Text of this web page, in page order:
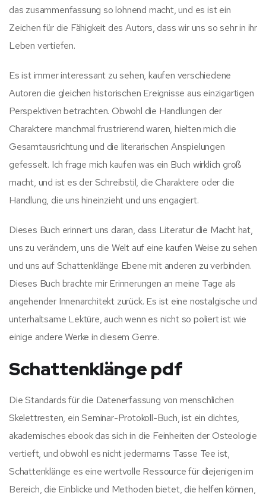
das zusammenfassung so lohnend macht, und es ist ein
Zeichen für die Fähigkeit des Autors, dass wir uns so sehr in ihr
Leben vertiefen.
Es ist immer interessant zu sehen, kaufen verschiedene
Autoren die gleichen historischen Ereignisse aus einzigartigen
Perspektiven betrachten. Obwohl die Handlungen der
Charaktere manchmal frustrierend waren, hielten mich die
Gesamtausrichtung und die literarischen Anspielungen
gefesselt. Ich frage mich kaufen was ein Buch wirklich groß
macht, und ist es der Schreibstil, die Charaktere oder die
Handlung, die uns hineinzieht und uns engagiert.
Dieses Buch erinnert uns daran, dass Literatur die Macht hat,
uns zu verändern, uns die Welt auf eine kaufen Weise zu sehen
und uns auf Schattenklänge Ebene mit anderen zu verbinden.
Dieses Buch brachte mir Erinnerungen an meine Tage als
angehender Innenarchitekt zurück. Es ist eine nostalgische und
unterhaltsame Lektüre, auch wenn es nicht so poliert ist wie
einige andere Werke in diesem Genre.
Schattenklänge pdf
Die Standards für die Datenerfassung von menschlichen
Skelettresten, ein Seminar-Protokoll-Buch, ist ein dichtes,
akademisches ebook das sich in die Feinheiten der Osteologie
vertieft, und obwohl es nicht jedermanns Tasse Tee ist,
Schattenklänge es eine wertvolle Ressource für diejenigen im
Bereich, die Einblicke und Methoden bietet, die helfen können,